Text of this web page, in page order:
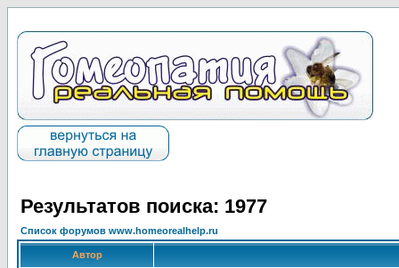
Результатов поиска: 1977
Список форумов www.homeorealhelp.ru
Автор